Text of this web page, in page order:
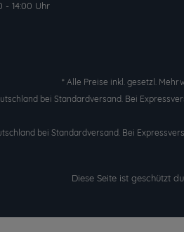
- 14:00 Uhr
* Alle Preise inkl. gesetzl.
bei Standardversand. Bei
bei Standardversand. Bei
Diese Seite ist geschützt